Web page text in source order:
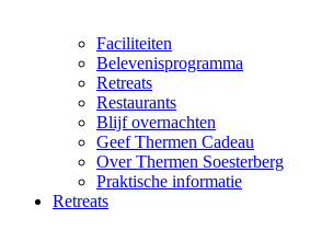
Faciliteiten
Belevenisprogramma
Retreats
Restaurants
Blijf overnachten
Geef Thermen Cadeau
Over Thermen Soesterberg
Praktische informatie
Retreats